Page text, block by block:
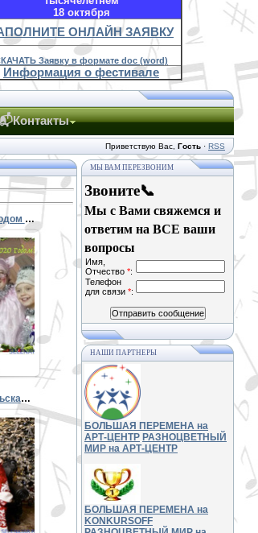
18 октября
ОНЛАЙН ЗАЯВКУ
Заявку в формате doc (word)
Информация о фестивале
Приветствую Вас Гость · RSS
Поздравление С Новым Годом - СЕЛЕНА 2020!
С НОВЫМ ГОДОМ - Сокольская и компания 2
МЫ ВАМ ПЕРЕЗВОНИМ
Звоните📞
Мы с Вами свяжемся и
ответим на ВСЕ ваши
вопросы
Имя,
Отчество *:
Телефон
для связи *:
НАШИ ПАРТНЕРЫ
БОЛЬШАЯ ПЕРЕМЕНА на
АРТ-ЦЕНТР РАЗНОЦВЕТНЫЙ
МИР на АРТ-ЦЕНТР
БОЛЬШАЯ ПЕРЕМЕНА на
KONKURSOFF